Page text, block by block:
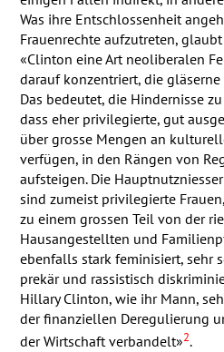
Was ihre Entschlossenheit
Frauenrechte aufzutreten, glaubt
«Clinton eine Art neoliberalen
darauf konzentriert, die gläserne
Das bedeutet, die Hindernisse
dass eher privilegierte, gut
über grosse Mengen an
verfügen, in den Rängen von
aufsteigen. Die
sind zumeist privilegierte
zu einem grossen Teil von der
Hausangestellten und
ebenfalls stark feminisiert, sehr
prekär und rassistisch
Hillary Clinton, wie ihr Mann,
der finanziellen Deregulierung
der Wirtschaft verbandelt»2.